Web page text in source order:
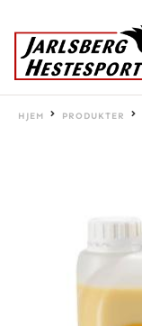
HJEM PRODUKTER